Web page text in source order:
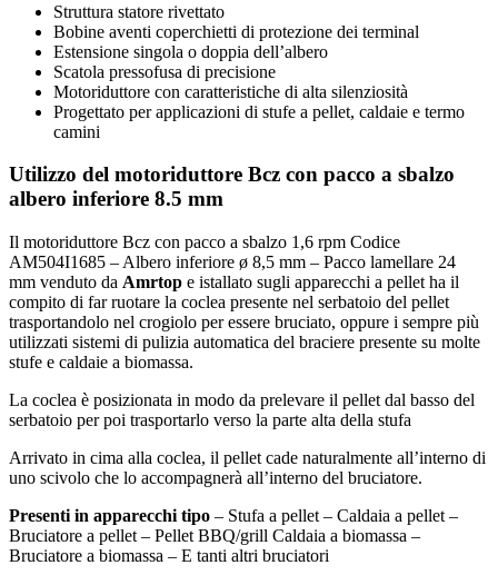
Struttura statore rivettato
Bobine aventi coperchietti di protezione dei terminal
Estensione singola o doppia dell’albero
Scatola pressofusa di precisione
Motoriduttore con caratteristiche di alta silenziosità
Progettato per applicazioni di stufe a pellet, caldaie e termo
camini
Utilizzo del motoriduttore Bcz con pacco a sbalzo
albero inferiore 8.5 mm
Il motoriduttore Bcz con pacco a sbalzo 1,6 rpm Codice
AM504I1685 – Albero inferiore ø 8,5 mm – Pacco lamellare 24
mm venduto da Amrtop e istallato sugli apparecchi a pellet ha il
compito di far ruotare la coclea presente nel serbatoio del pellet
trasportandolo nel crogiolo per essere bruciato, oppure i sempre più
utilizzati sistemi di pulizia automatica del braciere presente su molte
stufe e caldaie a biomassa.
La coclea è posizionata in modo da prelevare il pellet dal basso del
serbatoio per poi trasportarlo verso la parte alta della stufa
Arrivato in cima alla coclea, il pellet cade naturalmente all’interno di
uno scivolo che lo accompagnerà all’interno del bruciatore.
Presenti in apparecchi tipo – Stufa a pellet – Caldaia a pellet –
Bruciatore a pellet – Pellet BBQ/grill Caldaia a biomassa –
Bruciatore a biomassa – E tanti altri bruciatori